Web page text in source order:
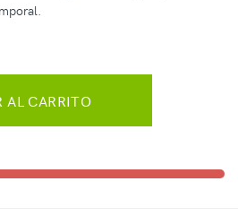
AL CARRITO